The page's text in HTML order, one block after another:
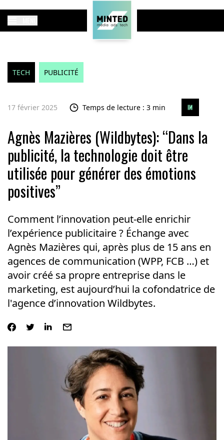
TECH PUBLICITÉ
17 février 2025 Temps de lecture : 3 min
Agnès Mazières (Wildbytes): “Dans la
publicité, la technologie doit être
utilisée pour générer des émotions
positives”
Comment l’innovation peut-elle enrichir
l’expérience publicitaire ? Échange avec
Agnès Mazières qui, après plus de 15 ans en
agences de communication (WPP, FCB …) et
avoir créé sa propre entreprise dans le
marketing, est aujourd’hui la cofondatrice de
l'agence d’innovation Wildbytes.